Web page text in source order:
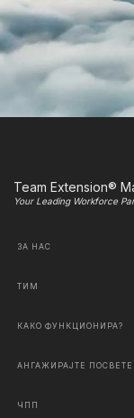
Team Extension®
Your Leading Workforce
ЗА НАС
ТИМ
КАКО ФУНКЦИОНИРА?
АНГАЖИРАЈТЕ
ЧПП